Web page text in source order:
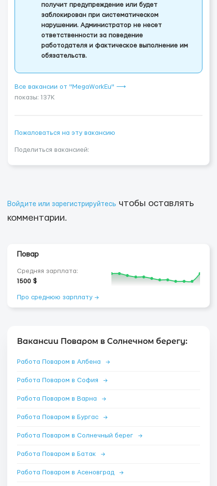
получит предупреждение или будет
заблокирован при систематическом
нарушении. Администратор не несет
ответственности за поведение
работодателя и фактическое выполнение им
обязательств.
Все вакансии от "MegaWorkEu" ⟶
показы: 137K
Пожаловаться на эту вакансию
Поделиться вакансией:
Войдите или зарегистрируйтесь чтобы оставлять
комментарии.
Повар
Средняя зарплата:
1500 $
Про среднюю зарплату →
Вакансии Поваром в Солнечном берегу:
Работа Поваром в Албена →
Работа Поваром в София →
Работа Поваром в Варна →
Работа Поваром в Бургас →
Работа Поваром в Солнечный берег →
Работа Поваром в Батак →
Работа Поваром в Асеновград →